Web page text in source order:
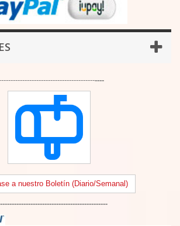
----
a nuestro Boletín (Diario/Semanal)